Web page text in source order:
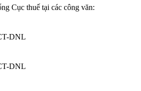
Cục thuế tại các công văn:
DNL
DNL